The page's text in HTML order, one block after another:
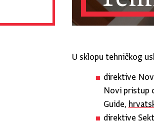
U sklopu tehničkog
direktive
Novi pristup
Guide,
direktive